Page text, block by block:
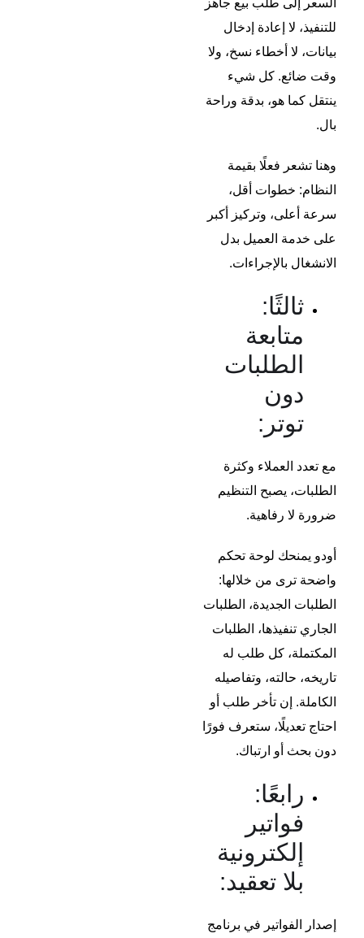
للتنفيذ، لا إعادة إدخال
بيانات، لا أخطاء نسخ، ولا
وقت ضائع. كل شيء
ينتقل كما هو، بدقة وراحة
بال.
وهنا تشعر فعلًا بقيمة
النظام: خطوات أقل،
سرعة أعلى، وتركيز أكبر
على خدمة العميل بدل
الانشغال بالإجراءات.
ثالثًا:
متابعة
الطلبات
دون
توتر:
مع تعدد العملاء وكثرة
الطلبات، يصبح التنظيم
ضرورة لا رفاهية.
أودو يمنحك لوحة تحكم
واضحة ترى من خلالها:
الطلبات الجديدة، الطلبات
الجاري تنفيذها، الطلبات
المكتملة، كل طلب له
تاريخه، حالته، وتفاصيله
الكاملة. إن تأخر طلب أو
احتاج تعديلًا، ستعرف فورًا
دون بحث أو ارتباك.
رابعًا:
فواتير
إلكترونية
بلا تعقيد:
إصدار الفواتير في برنامج